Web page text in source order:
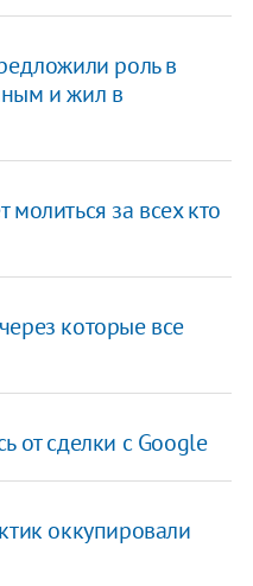
роль в
и жил в
за всех кто
которые все
от сделки с Google
оккупировали